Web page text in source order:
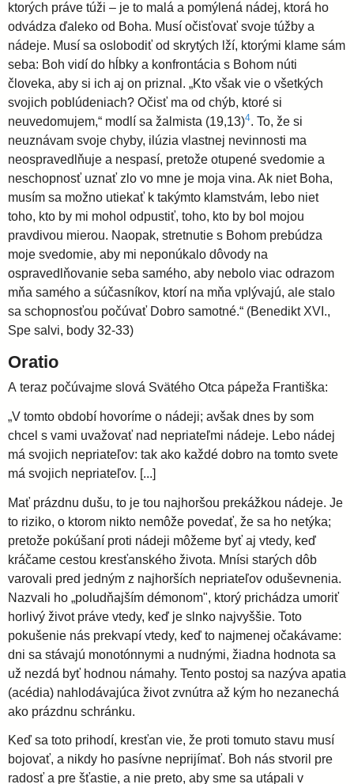
ktorých práve túži – je to malá a pomýlená nádej, ktorá ho
odvádza ďaleko od Boha. Musí očisťovať svoje túžby a
nádeje. Musí sa oslobodiť od skrytých lží, ktorými klame sám
seba: Boh vidí do hĺbky a konfrontácia s Bohom núti
človeka, aby si ich aj on priznal. „Kto však vie o všetkých
svojich poblúdeniach? Očisť ma od chýb, ktoré si
neuvedomujem,“ modlí sa žalmista (19,13)4. To, že si
neuznávam svoje chyby, ilúzia vlastnej nevinnosti ma
neospravedlňuje a nespasí, pretože otupené svedomie a
neschopnosť uznať zlo vo mne je moja vina. Ak niet Boha,
musím sa možno utiekať k takýmto klamstvám, lebo niet
toho, kto by mi mohol odpustiť, toho, kto by bol mojou
pravdivou mierou. Naopak, stretnutie s Bohom prebúdza
moje svedomie, aby mi neponúkalo dôvody na
ospravedlňovanie seba samého, aby nebolo viac odrazom
mňa samého a súčasníkov, ktorí na mňa vplývajú, ale stalo
sa schopnosťou počúvať Dobro samotné.“ (Benedikt XVI.,
Spe salvi, body 32-33)
Oratio
A teraz počúvajme slová Svätého Otca pápeža Františka:
„V tomto období hovoríme o nádeji; avšak dnes by som
chcel s vami uvažovať nad nepriateľmi nádeje. Lebo nádej
má svojich nepriateľov: tak ako každé dobro na tomto svete
má svojich nepriateľov. [...]
Mať prázdnu dušu, to je tou najhoršou prekážkou nádeje. Je
to riziko, o ktorom nikto nemôže povedať, že sa ho netýka;
pretože pokúšaní proti nádeji môžeme byť aj vtedy, keď
kráčame cestou kresťanského života. Mnísi starých dôb
varovali pred jedným z najhorších nepriateľov oduševnenia.
Nazvali ho „poludňajším démonom", ktorý prichádza umoriť
horlivý život práve vtedy, keď je slnko najvyššie. Toto
pokušenie nás prekvapí vtedy, keď to najmenej očakávame:
dni sa stávajú monotónnymi a nudnými, žiadna hodnota sa
už nezdá byť hodnou námahy. Tento postoj sa nazýva apatia
(acédia) nahlodávajúca život zvnútra až kým ho nezanechá
ako prázdnu schránku.
Keď sa toto prihodí, kresťan vie, že proti tomuto stavu musí
bojovať, a nikdy ho pasívne neprijímať. Boh nás stvoril pre
radosť a pre šťastie, a nie preto, aby sme sa utápali v